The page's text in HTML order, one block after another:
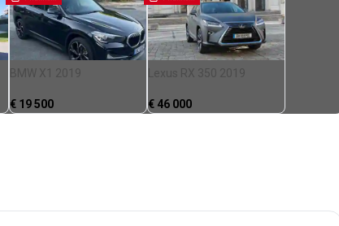
BMW X1 2019
€ 19 500
Lexus RX 350 2019
€ 46 000